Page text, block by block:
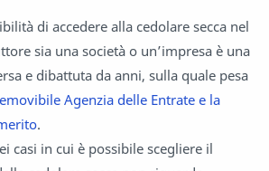
di accedere alla cedolare secca nel
sia una società o un’impresa è una
e dibattuta da anni, sulla quale pesa
Agenzia delle Entrate e la
.
casi in cui è possibile scegliere il